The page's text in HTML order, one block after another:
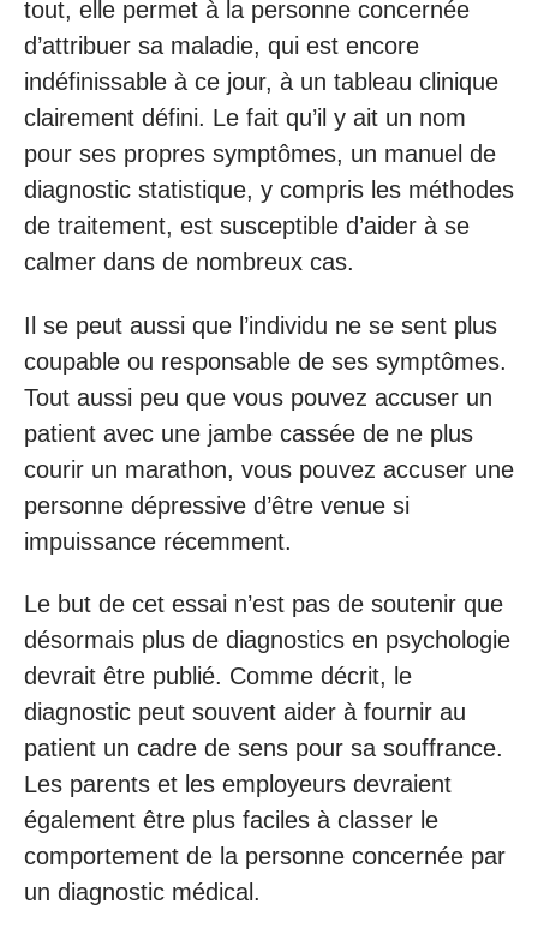
tout, elle permet à la personne concernée
d’attribuer sa maladie, qui est encore
indéfinissable à ce jour, à un tableau clinique
clairement défini. Le fait qu’il y ait un nom
pour ses propres symptômes, un manuel de
diagnostic statistique, y compris les méthodes
de traitement, est susceptible d’aider à se
calmer dans de nombreux cas.
Il se peut aussi que l’individu ne se sent plus
coupable ou responsable de ses symptômes.
Tout aussi peu que vous pouvez accuser un
patient avec une jambe cassée de ne plus
courir un marathon, vous pouvez accuser une
personne dépressive d’être venue si
impuissance récemment.
Le but de cet essai n’est pas de soutenir que
désormais plus de diagnostics en psychologie
devrait être publié. Comme décrit, le
diagnostic peut souvent aider à fournir au
patient un cadre de sens pour sa souffrance.
Les parents et les employeurs devraient
également être plus faciles à classer le
comportement de la personne concernée par
un diagnostic médical.